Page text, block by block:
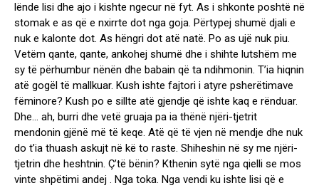
lënde lisi dhe ajo i kishte ngecur në fyt. As i shkonte poshtë në
stomak e as që e nxirrte dot nga goja. Përtypej shumë djali e
nuk e kalonte dot. As hëngri dot atë natë. Po as ujë nuk piu.
Vetëm qante, qante, ankohej shumë dhe i shihte lutshëm me
sy të përhumbur nënën dhe babain që ta ndihmonin. T’ia hiqnin
atë gogël të mallkuar. Kush ishte fajtori i atyre psherëtimave
fëminore? Kush po e sillte atë gjendje që ishte kaq e rënduar.
Dhe… ah, burri dhe vetë gruaja pa ia thënë njëri-tjetrit
mendonin gjënë më të keqe. Atë që të vjen në mendje dhe nuk
do t’ia thuash askujt në kë to raste. Shiheshin në sy me njëri-
tjetrin dhe heshtnin. Ç’të bënin? Kthenin sytë nga qielli se mos
vinte shpëtimi andej . Nga toka. Nga vendi ku ishte lisi që e